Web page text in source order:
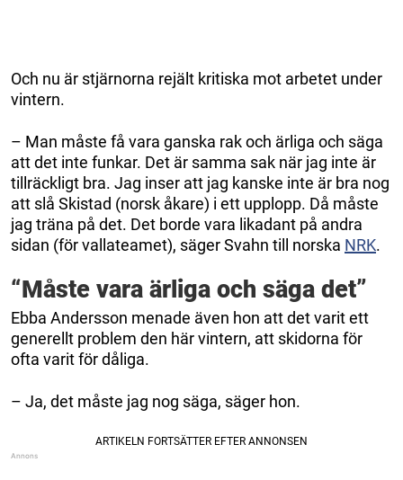
Och nu är stjärnorna rejält kritiska mot arbetet under
vintern.
– Man måste få vara ganska rak och ärliga och säga
att det inte funkar. Det är samma sak när jag inte är
tillräckligt bra. Jag inser att jag kanske inte är bra nog
att slå Skistad (norsk åkare) i ett upplopp. Då måste
jag träna på det. Det borde vara likadant på andra
sidan (för vallateamet), säger Svahn till norska NRK.
“Måste vara ärliga och säga det”
Ebba Andersson menade även hon att det varit ett
generellt problem den här vintern, att skidorna för
ofta varit för dåliga.
– Ja, det måste jag nog säga, säger hon.